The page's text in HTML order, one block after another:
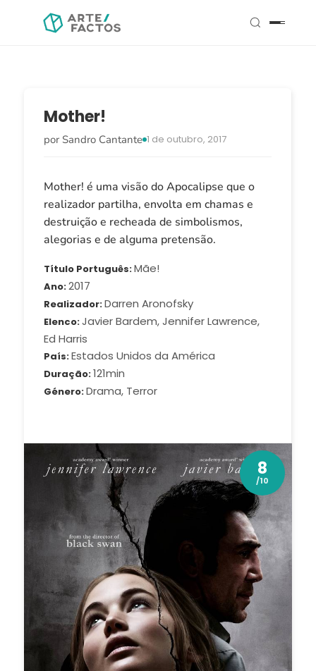
Mother!
por Sandro Cantante 1 de outubro, 2017
Mother! é uma visão do Apocalipse que o
realizador partilha, envolta em chamas e
destruição e recheada de simbolismos,
alegorias e de alguma pretensão.
Título Português Mãe!
Ano 2017
Realizador Darren Aronofsky
Elenco Javier Bardem, Jennifer Lawrence,
Ed Harris
País Estados Unidos da América
Duração 121min
Género Drama, Terror
8
/10